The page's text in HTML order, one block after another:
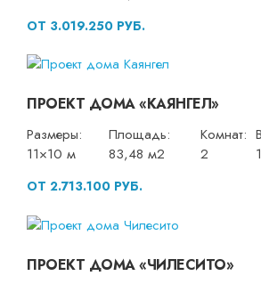
ОТ 3.019.250 РУБ.
ПРОЕКТ ДОМА «КАЯНГЕЛ»
Размеры:
11×10 м
Площадь:
83,48 м2
Комнат:
2
1
ОТ 2.713.100 РУБ.
ПРОЕКТ ДОМА «ЧИЛЕСИТО»